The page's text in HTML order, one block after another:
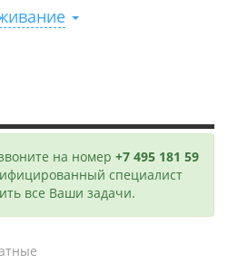
на номер +7 495 181 59
специалист
все Ваши задачи.